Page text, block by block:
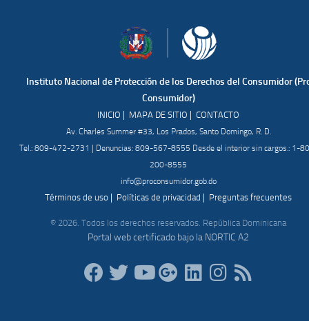
Instituto Nacional de Protección de los Derechos del Consumidor
Consumidor)
INICIO | MAPA DE SITIO | CONTACTO
Av. Charles Summer #33, Los Prados, Santo Domingo, R. D.
Tel.: 809-472-2731 | Denuncias: 809-567-8555 Desde el interior sin cargos.: 1-
200-8555
info@proconsumidor.gob.do
Términos de uso | Políticas de privacidad | Preguntas frecuentes
© 2026. Todos los derechos reservados. República Dominicana
Portal web certificado bajo la NORTIC A2